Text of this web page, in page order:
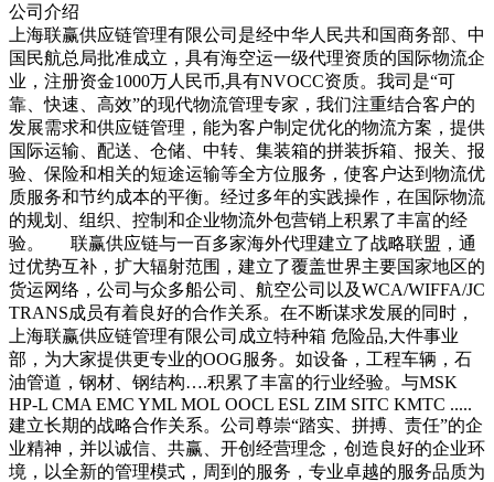
公司介绍
上海联赢供应链管理有限公司是经中华人民共和国商务部、中
国民航总局批准成立，具有海空运一级代理资质的国际物流企
业，注册资金1000万人民币,具有NVOCC资质。我司是“可
靠、快速、高效”的现代物流管理专家，我们注重结合客户的
发展需求和供应链管理，能为客户制定优化的物流方案，提供
国际运输、配送、仓储、中转、集装箱的拼装拆箱、报关、报
验、保险和相关的短途运输等全方位服务，使客户达到物流优
质服务和节约成本的平衡。经过多年的实践操作，在国际物流
的规划、组织、控制和企业物流外包营销上积累了丰富的经
验。 联赢供应链与一百多家海外代理建立了战略联盟，通
过优势互补，扩大辐射范围，建立了覆盖世界主要国家地区的
货运网络，公司与众多船公司、航空公司以及WCA/WIFFA/JC
TRANS成员有着良好的合作关系。在不断谋求发展的同时，
上海联赢供应链管理有限公司成立特种箱 危险品,大件事业
部，为大家提供更专业的OOG服务。如设备，工程车辆，石
油管道，钢材、钢结构….积累了丰富的行业经验。与MSK
HP-L CMA EMC YML MOL OOCL ESL ZIM SITC KMTC .....
建立长期的战略合作关系。公司尊崇“踏实、拼搏、责任”的企
业精神，并以诚信、共赢、开创经营理念，创造良好的企业环
境，以全新的管理模式，周到的服务，专业卓越的服务品质为